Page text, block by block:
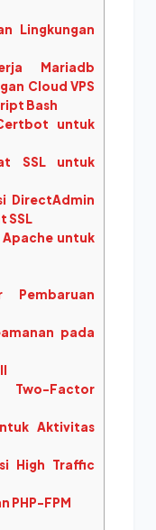
Lingkungan
Mariadb
Cloud VPS
Bash
untuk
SSL untuk
DirectAdmin
SSL
Apache untuk
pada
Factor
Aktivitas
High Traffic
PHP-FPM